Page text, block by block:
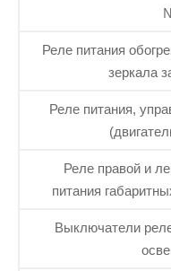
Реле питания
зеркала
Реле питания,
Реле правой и
питания
Выключатели